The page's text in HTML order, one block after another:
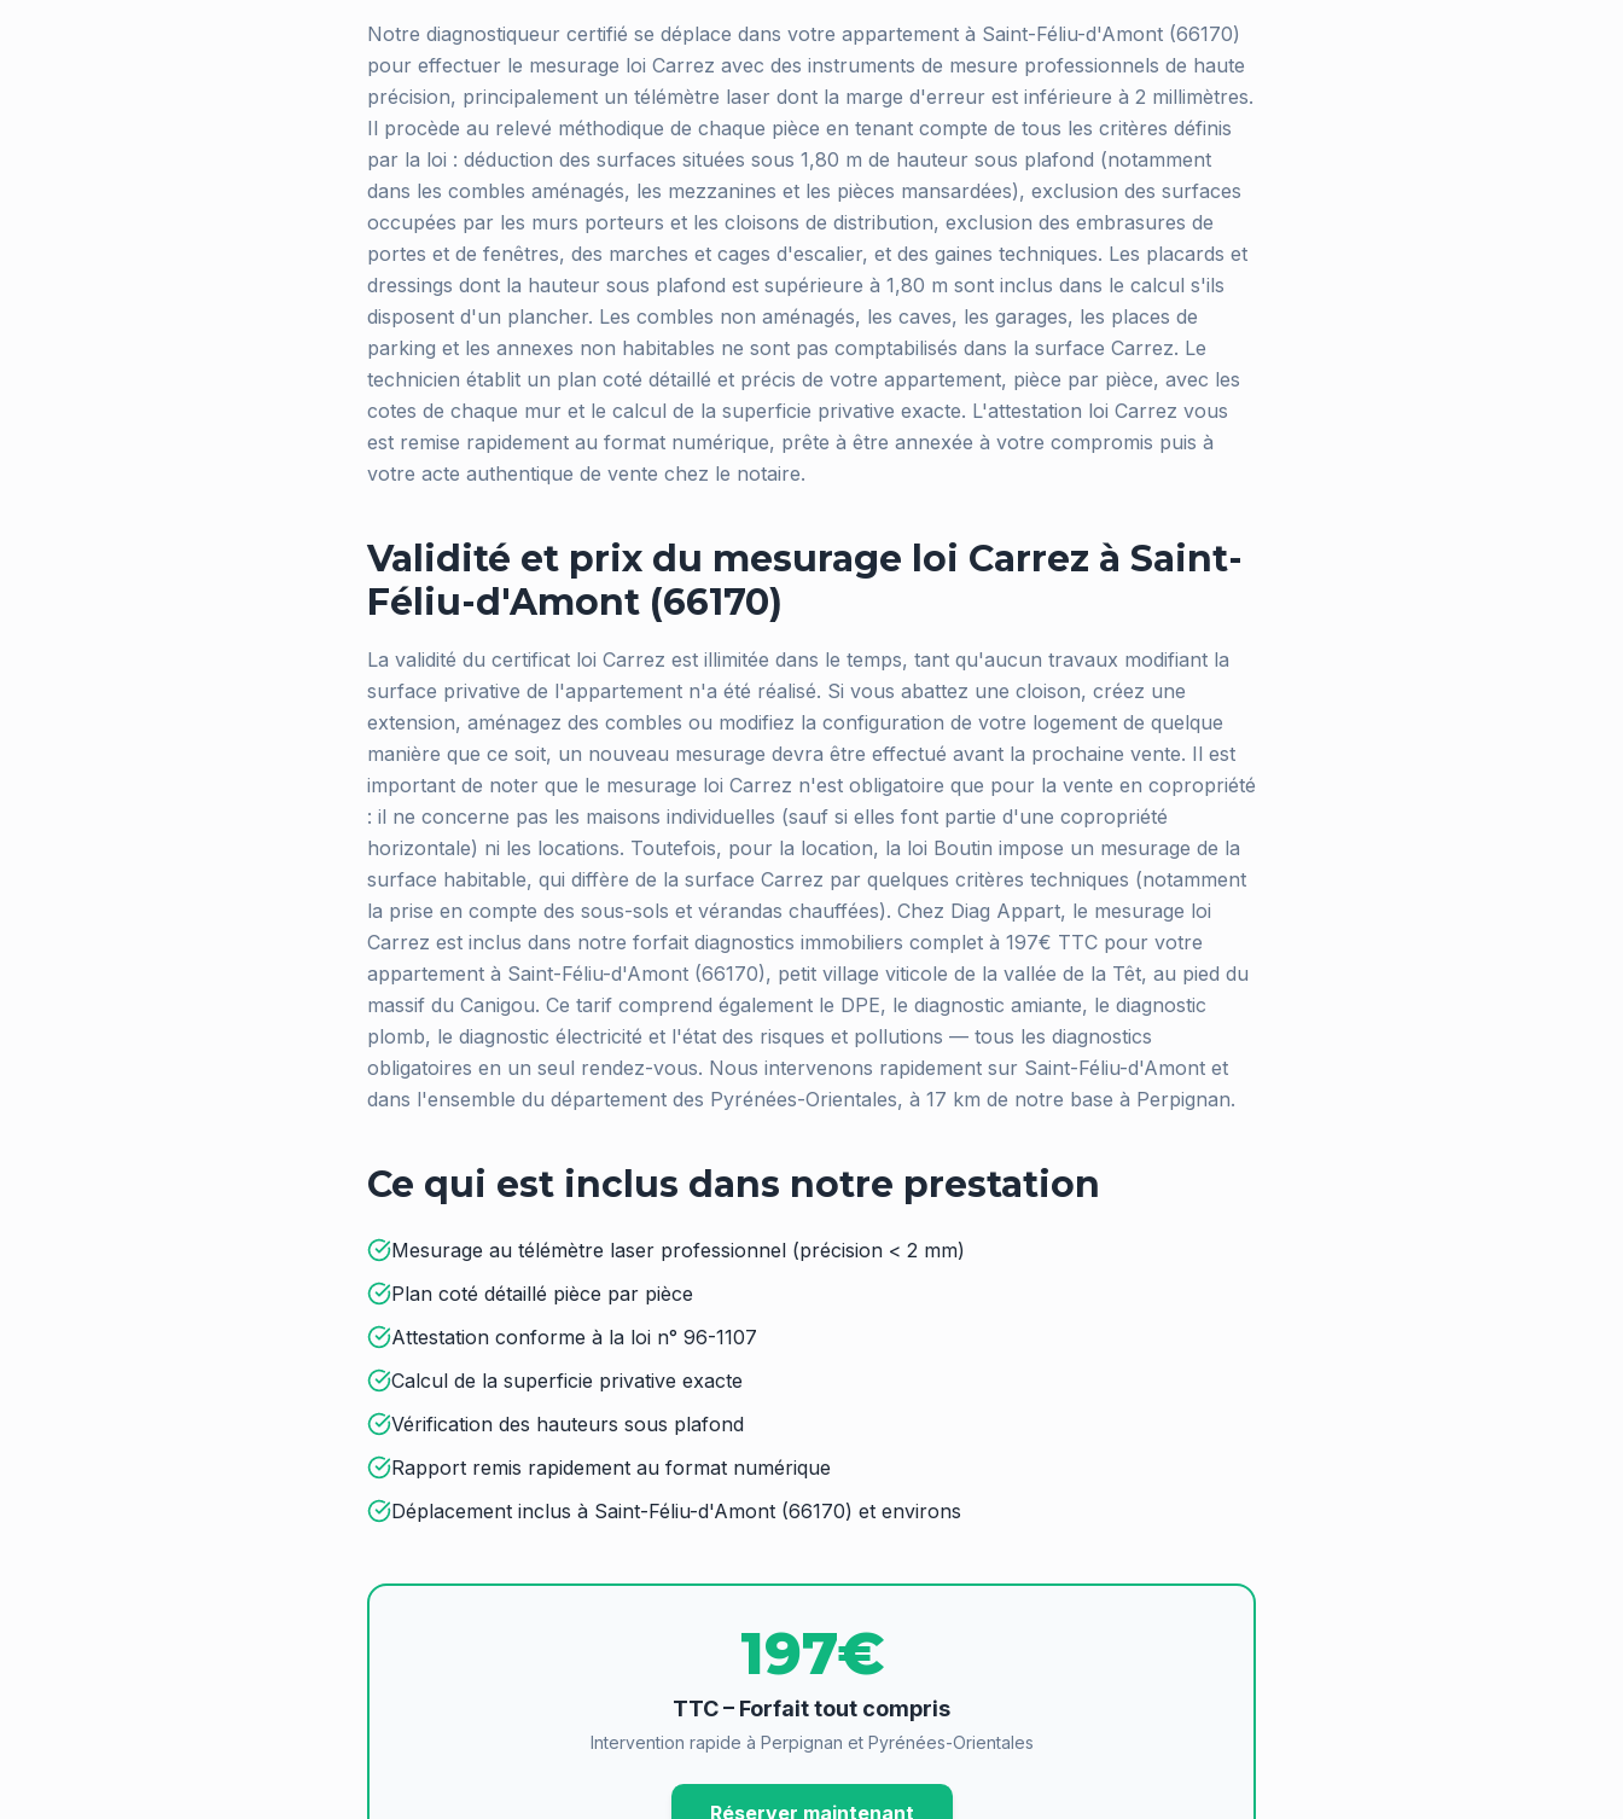
Notre diagnostiqueur certifié se déplace dans votre appartement à Saint-Féliu-d'Amont (66170)
pour effectuer le mesurage loi Carrez avec des instruments de mesure professionnels de haute
précision, principalement un télémètre laser dont la marge d'erreur est inférieure à 2 millimètres.
Il procède au relevé méthodique de chaque pièce en tenant compte de tous les critères définis
par la loi : déduction des surfaces situées sous 1,80 m de hauteur sous plafond (notamment
dans les combles aménagés, les mezzanines et les pièces mansardées), exclusion des surfaces
occupées par les murs porteurs et les cloisons de distribution, exclusion des embrasures de
portes et de fenêtres, des marches et cages d'escalier, et des gaines techniques. Les placards et
dressings dont la hauteur sous plafond est supérieure à 1,80 m sont inclus dans le calcul s'ils
disposent d'un plancher. Les combles non aménagés, les caves, les garages, les places de
parking et les annexes non habitables ne sont pas comptabilisés dans la surface Carrez. Le
technicien établit un plan coté détaillé et précis de votre appartement, pièce par pièce, avec les
cotes de chaque mur et le calcul de la superficie privative exacte. L'attestation loi Carrez vous
est remise rapidement au format numérique, prête à être annexée à votre compromis puis à
votre acte authentique de vente chez le notaire.
Validité et prix du mesurage loi Carrez à Saint-
Féliu-d'Amont (66170)
La validité du certificat loi Carrez est illimitée dans le temps, tant qu'aucun travaux modifiant la
surface privative de l'appartement n'a été réalisé. Si vous abattez une cloison, créez une
extension, aménagez des combles ou modifiez la configuration de votre logement de quelque
manière que ce soit, un nouveau mesurage devra être effectué avant la prochaine vente. Il est
important de noter que le mesurage loi Carrez n'est obligatoire que pour la vente en copropriété
: il ne concerne pas les maisons individuelles (sauf si elles font partie d'une copropriété
horizontale) ni les locations. Toutefois, pour la location, la loi Boutin impose un mesurage de la
surface habitable, qui diffère de la surface Carrez par quelques critères techniques (notamment
la prise en compte des sous-sols et vérandas chauffées). Chez Diag Appart, le mesurage loi
Carrez est inclus dans notre forfait diagnostics immobiliers complet à 197€ TTC pour votre
appartement à Saint-Féliu-d'Amont (66170), petit village viticole de la vallée de la Têt, au pied du
massif du Canigou. Ce tarif comprend également le DPE, le diagnostic amiante, le diagnostic
plomb, le diagnostic électricité et l'état des risques et pollutions — tous les diagnostics
obligatoires en un seul rendez-vous. Nous intervenons rapidement sur Saint-Féliu-d'Amont et
dans l'ensemble du département des Pyrénées-Orientales, à 17 km de notre base à Perpignan.
Ce qui est inclus dans notre prestation
Mesurage au télémètre laser professionnel (précision < 2 mm)
Plan coté détaillé pièce par pièce
Attestation conforme à la loi n° 96-1107
Calcul de la superficie privative exacte
Vérification des hauteurs sous plafond
Rapport remis rapidement au format numérique
Déplacement inclus à Saint-Féliu-d'Amont (66170) et environs
197€
TTC – Forfait tout compris
Intervention rapide à Perpignan et Pyrénées-Orientales
Réserver maintenant